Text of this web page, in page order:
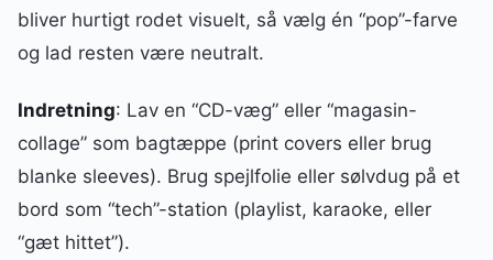
bliver hurtigt rodet visuelt, så vælg én “pop”-farve
og lad resten være neutralt.
Indretning: Lav en “CD-væg” eller “magasin-
collage” som bagtæppe (print covers eller brug
blanke sleeves). Brug spejlfolie eller sølvdug på et
bord som “tech”-station (playlist, karaoke, eller
“gæt hittet”).